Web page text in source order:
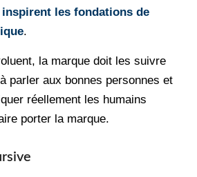
les fondations de
.
la marque doit les suivre
parler aux bonnes personnes et
réellement les humains
porter la marque.